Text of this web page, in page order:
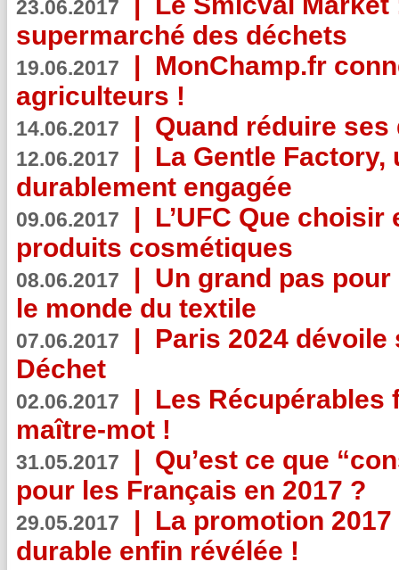
23.06.2017
supermarché des déchets
19.06.2017 | MonChamp.fr
agriculteurs !
14.06.2017 | Quand réduire
12.06.2017 | La Gentle
durablement engagée
09.06.2017 | L’UFC Que
produits cosmétiques
08.06.2017 | Un grand pas
le monde du textile
07.06.2017 | Paris 2024
Déchet
02.06.2017 | Les Récupérables
maître-mot !
31.05.2017 | Qu’est ce que
pour les Français en 2017 ?
29.05.2017 | La promotion
durable enfin révélée !